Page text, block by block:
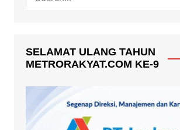
SELAMAT ULANG TAHUN
METRORAKYAT.COM KE-9